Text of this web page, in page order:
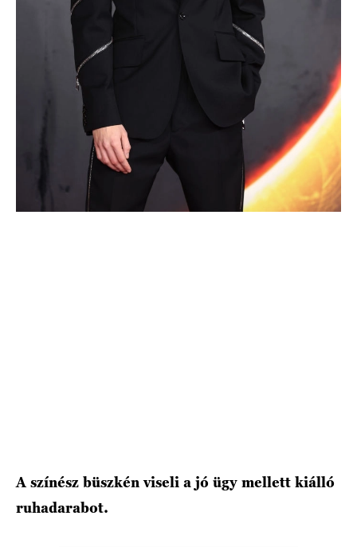
HÍRLEVÉL
A színész büszkén viseli a jó ügy mellett kiálló
ruhadarabot.